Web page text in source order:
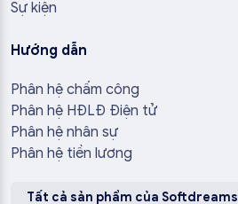
Sự kiện
Hướng dẫn
Phân hệ chấm công
Phân hệ HĐLĐ Điện tử
Phân hệ nhân sự
Phân hệ tiền lương
Tất cả sản phẩm của Softdreams